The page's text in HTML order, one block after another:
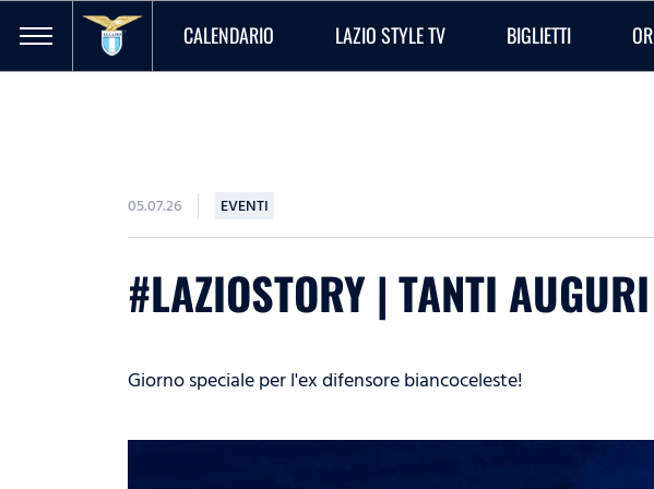
CALENDARIO LAZIO STYLE TV BIGLIETTI
05.07.26 EVENTI
#LAZIOSTORY | TANTI
Giorno speciale per l'ex difensore biancoceleste!